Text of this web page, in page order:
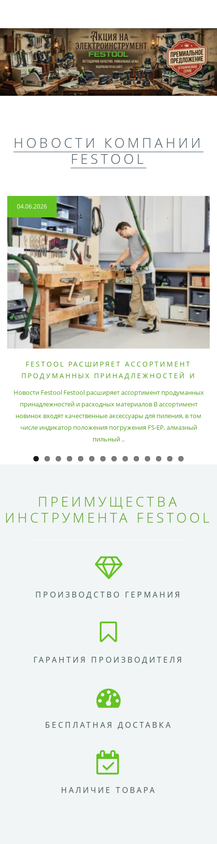
НОВОСТИ КОМПАНИИ
FESTOOL
04.06.2026
FESTOOL РАСШИРЯЕТ АССОРТИМЕНТ
ПРОДУМАННЫХ ПРИНАДЛЕЖНОСТЕЙ И
Новости Festool Festool расширяет ассортимент продуманных
принадлежностей и расходных материалов В ассортимент
новинок входят качественные аксессуары для пиления, в том
числе индикатор положения погружения FS-EP, алмазный
пильный ..
ПРЕИМУЩЕСТВА
ИНСТРУМЕНТА FESTOOL
ПРОИЗВОДСТВО ГЕРМАНИЯ
ГАРАНТИЯ ПРОИЗВОДИТЕЛЯ
БЕСПЛАТНАЯ ДОСТАВКА
НАЛИЧИЕ ТОВАРА